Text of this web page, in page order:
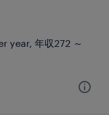
year, 年収272 ～